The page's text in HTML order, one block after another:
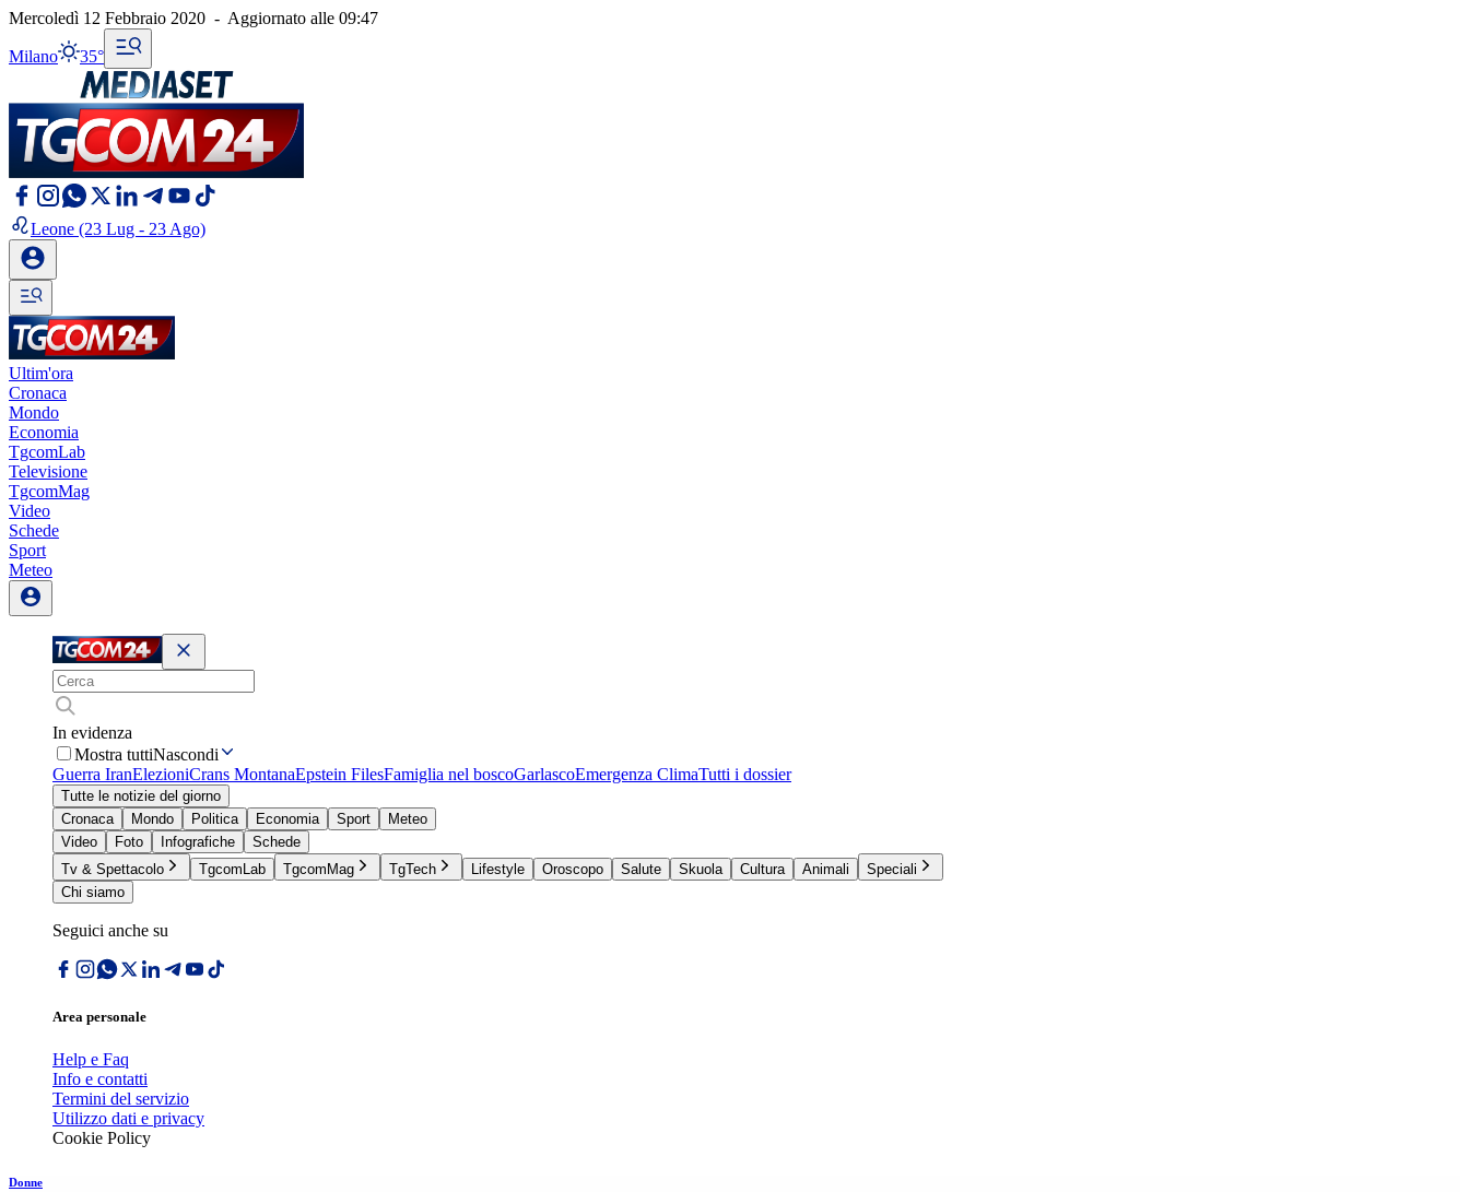
Mercoledì 12 Febbraio 2020 - Aggiornato alle 09:47
Milano 35°
Leone (23 Lug - 23 Ago)
Ultim'ora
Cronaca
Mondo
Economia
TgcomLab
Televisione
TgcomMag
Video
Schede
Sport
Meteo
In evidenza
Mostra tuttiNascondi
Guerra IranElezioniCrans MontanaEpstein FilesFamiglia nel boscoGarlascoEmergenza ClimaTutti i dossier
Tutte le notizie del giorno
Cronaca
Mondo Politica Economia Sport
Meteo
Video
Foto Infografiche
Schede
Tv & Spettacolo
TgcomLab TgcomMag TgTech Lifestyle Oroscopo Salute Skuola Cultura Animali
Speciali
Chi siamo
Seguici anche su
Area personale
Help e Faq
Info e contatti
Termini del servizio
Utilizzo dati e privacy
Cookie Policy
Donne